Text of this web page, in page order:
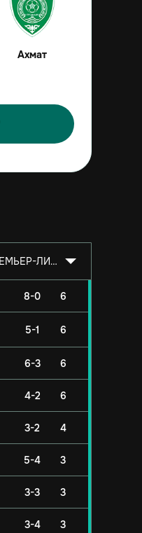
Ахмат
АЛЬФА-БАНК РОССИЙСКАЯ ПРЕМЬЕР-ЛИГА 2026/2027
8-0 6
5-1 6
6-3 6
4-2 6
3-2 4
5-4 3
3-3 3
3-4 3